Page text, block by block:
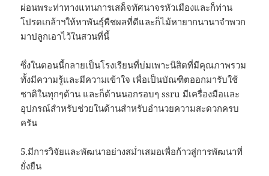
ผ่อนพระท่าทางแทนการเสด็จทัศนาจรหัวเมืองและก็ท่าน
โปรดเกล้าฯให้หาพันธุ์พืชผลที่ดีและก็ไม้หายากนานาจำพวก
มาปลูกเอาไว้ในสวนที่นี้
ซึ่งในตอนนี้กลายเป็นโรงเรียนที่บ่มเพาะนิสิตที่มีคุณภาพรวม
ทั้งมีความรู้และมีความเข้าใจ เพื่อเป็นบัณฑิตออกมารับใช้
ชาติในทุกๆด้าน และก็ด้านนอกรอบๆ ssru มีเครื่องมือและ
อุปกรณ์สำหรับช่วยในด้านสำหรับอำนวยความสะดวกครบ
ครัน
5.มีการวิจัยและพัฒนาอย่างสม่ำเสมอเพื่อก้าวสู่การพัฒนาที่
ยั่งยืน